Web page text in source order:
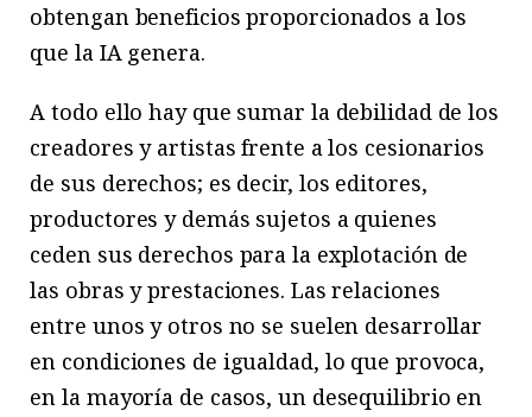
obtengan beneficios proporcionados a los
que la IA genera.
A todo ello hay que sumar la debilidad de los
creadores y artistas frente a los cesionarios
de sus derechos; es decir, los editores,
productores y demás sujetos a quienes
ceden sus derechos para la explotación de
las obras y prestaciones. Las relaciones
entre unos y otros no se suelen desarrollar
en condiciones de igualdad, lo que provoca,
en la mayoría de casos, un desequilibrio en